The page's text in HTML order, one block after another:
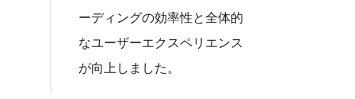
ーディングの効率性と全体的
なユーザーエクスペリエンス
が向上しました。